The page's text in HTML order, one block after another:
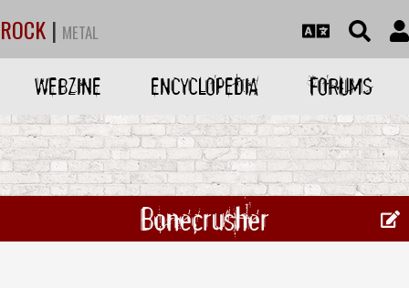
ROCK | METAL
WEBZINE ENCYCLOPEDIA FORUMS
Bonecrusher